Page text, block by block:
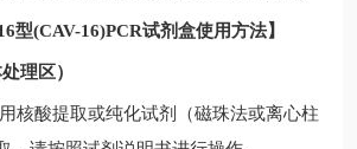
型(CAV-16)PCR试剂盒使用方法】
理区）
核酸提取或纯化试剂（磁珠法或离心柱